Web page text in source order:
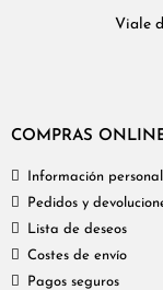
Viale
COMPRAS
Información personal
Pedidos y
Lista de deseos
Costes de envío
Pagos seguros